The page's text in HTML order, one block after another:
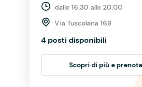
dalle 16:30 alle 20:00
Via Tuscolana 169
4 posti disponibili
Scopri di più e